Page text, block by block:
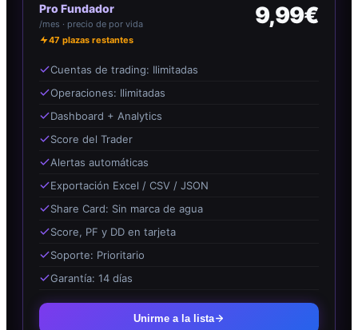
Pro Fundador
/mes · precio de por vida
47 plazas restantes
9,99€
Cuentas de trading: Ilimitadas
Operaciones: Ilimitadas
Dashboard + Analytics
Score del Trader
Alertas automáticas
Exportación Excel / CSV / JSON
Share Card: Sin marca de agua
Score, PF y DD en tarjeta
Soporte: Prioritario
Garantía: 14 días
Unirme a la lista